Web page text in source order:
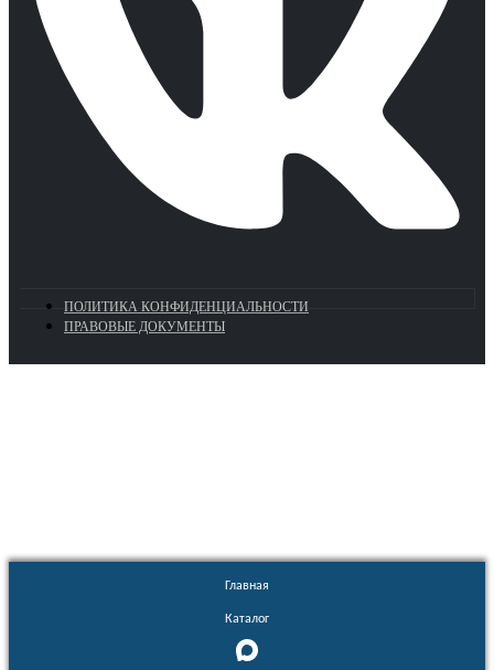
ПОЛИТИКА КОНФИДЕНЦИАЛЬНОСТИ
ПРАВОВЫЕ ДОКУМЕНТЫ
Главная
Каталог